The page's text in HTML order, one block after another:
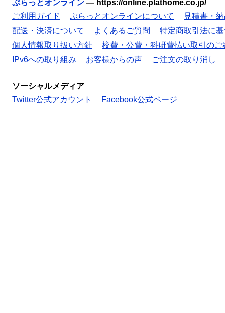
ぷらっとオンライン — https://online.plathome.co.jp/
ご利用ガイド
ぷらっとオンラインについて
見積書・
配送・決済について
よくあるご質問
特定商取引法に
個人情報取り扱い方針
校費・公費・科研費払い取引のご
IPv6への取り組み
お客様からの声 ご注文の取り消し
ソーシャルメディア
Twitter公式アカウント
Facebook公式ページ